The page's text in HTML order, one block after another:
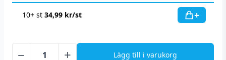
10+ st 34,99 kr/st +
− + Lägg till i varukorg